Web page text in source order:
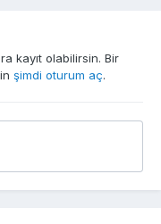
kayıt olabilirsin. Bir
şimdi oturum aç.